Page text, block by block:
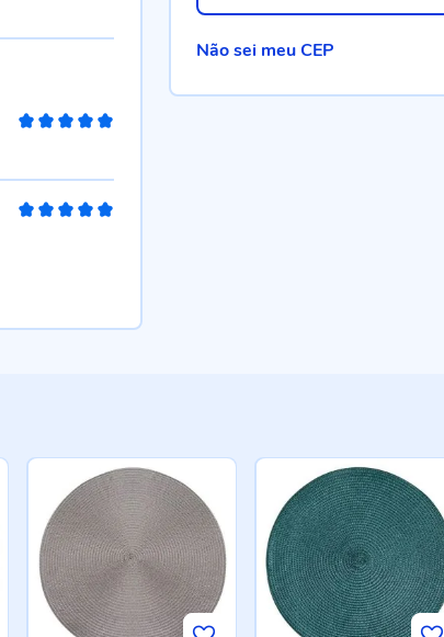
Não sei meu CEP